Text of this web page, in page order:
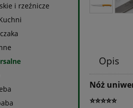
i rzeźnicze
Opis
Nóż
⭐⭐⭐⭐⭐